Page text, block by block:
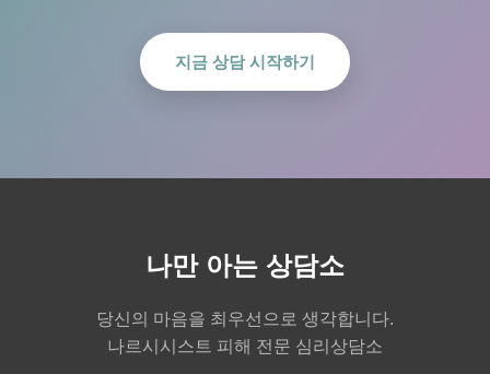
지금 상담 시작하기
나만 아는 상담소
당신의 마음을 최우선으로 생각합니다.
나르시시스트 피해 전문 심리상담소